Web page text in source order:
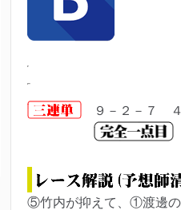
９－２－７
⑤竹内が抑えて、①渡邊の